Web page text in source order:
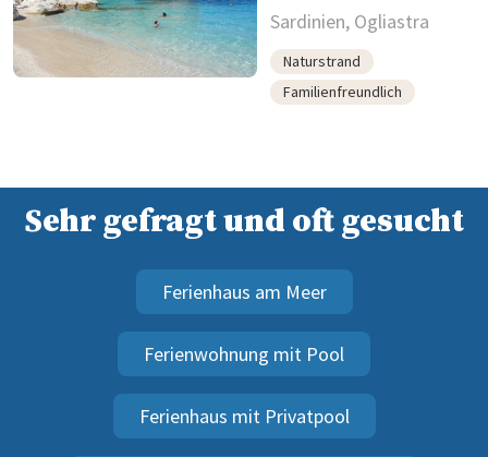
Sardinien, Ogliastra
Naturstrand
Familienfreundlich
Sehr gefragt und oft gesucht
Ferienhaus am Meer
Ferienwohnung mit Pool
Ferienhaus mit Privatpool